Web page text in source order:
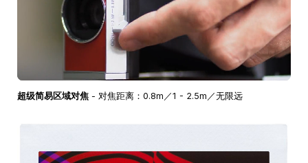
超级简易区域对焦 - 对焦距离：0.8m／1 - 2.5m／无限远